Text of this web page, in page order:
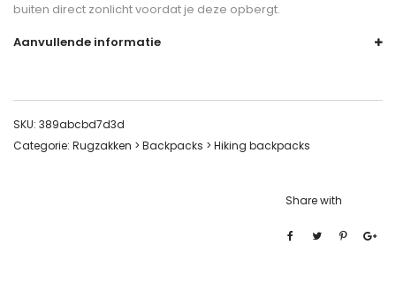
buiten direct zonlicht voordat je deze opbergt.
Aanvullende informatie
SKU: 389abcbd7d3d
Categorie: Rugzakken > Backpacks > Hiking backpacks
Share with